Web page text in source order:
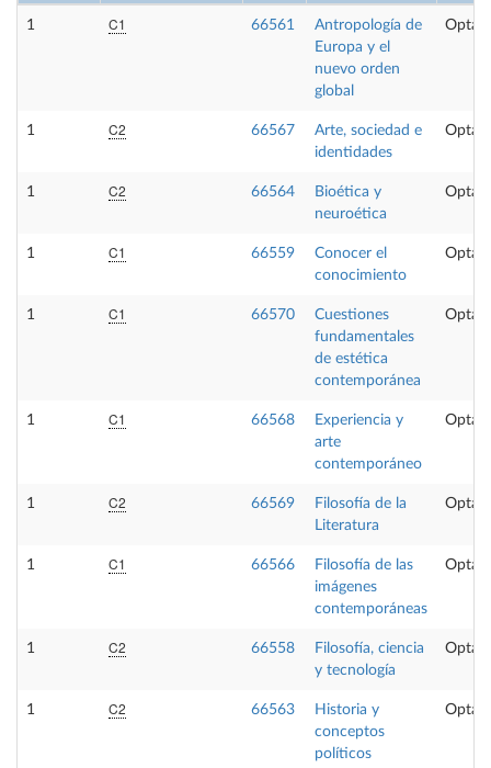
1 C1 66561
Antropología de
Europa y el
nuevo orden
global
1 C2 66567
Arte, sociedad e
identidades
1 C2 66564
Bioética y
neuroética
1 C1 66559
Conocer el
conocimiento
1 C1 66570
Cuestiones
fundamentales
de estética
contemporánea
1 C1 66568
Experiencia y
arte
contemporáneo
1 C2 66569
Filosofía de la
Literatura
1 C1 66566
Filosofía de las
imágenes
contemporáneas
1 C2 66558
Filosofía, ciencia
y tecnología
1 C2 66563
Historia y
conceptos
políticos